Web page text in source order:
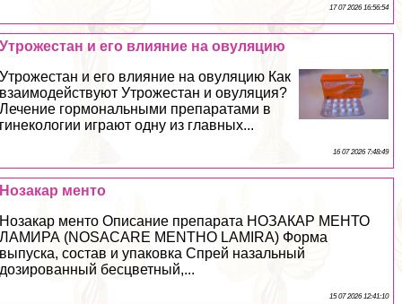
17 07 2026 16:56:54
Утрожестан и его влияние на овуляцию
Утрожестан и его влияние на овуляцию Как
взаимодействуют Утрожестан и овуляция?
Лечение гормональными препаратами в
гинекологии играют одну из главных...
16 07 2026 7:48:49
Нозакар менто
Нозакар менто Описание препарата НОЗАКАР МЕНТО
ЛАМИРА (NOSACARE MENTHO LAMIRA) Форма
выпуска, состав и упаковка Спрей назальный
дозированный бесцветный,...
15 07 2026 12:41:10